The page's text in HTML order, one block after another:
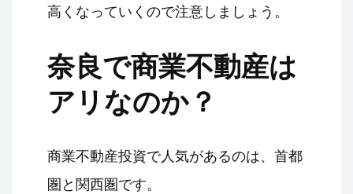
高くなっていくので注意しましょう。
奈良で商業不動産は
アリなのか？
商業不動産投資で人気があるのは、首都
圏と関西圏です。